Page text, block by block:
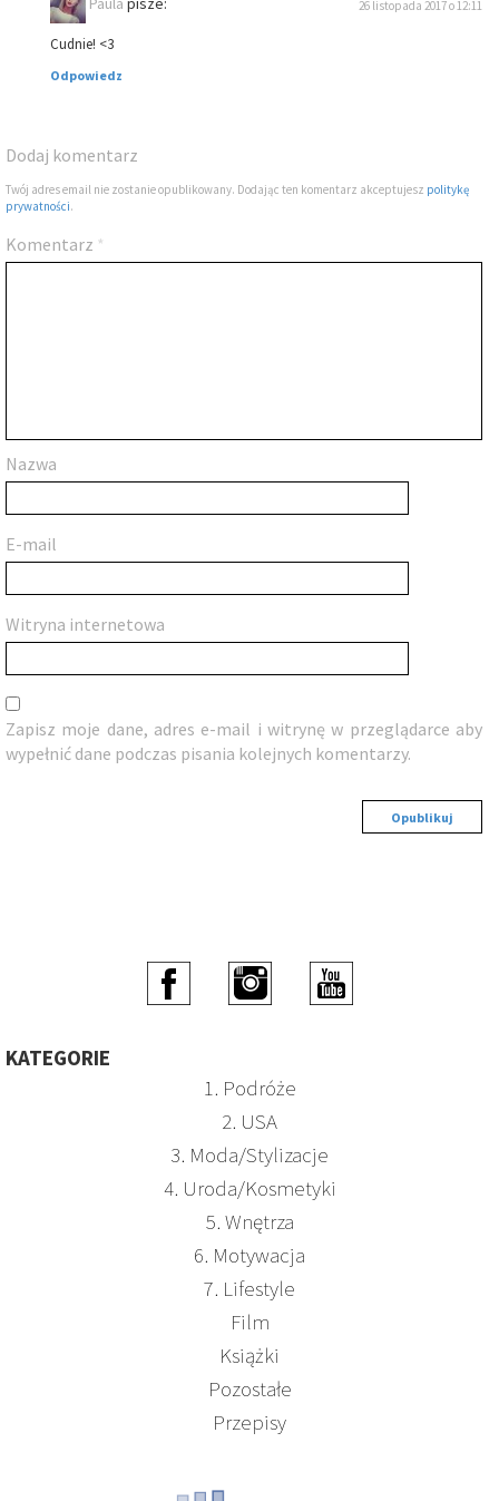
Paula pisze: 26 listopada 2017 o 12:11
Cudnie! <3
Odpowiedz
Dodaj komentarz
Twój adres email nie zostanie opublikowany. Dodając ten komentarz akceptujesz politykę
prywatności.
Komentarz *
Nazwa
E-mail
Witryna internetowa
Zapisz moje dane, adres e-mail i witrynę w przeglądarce aby
wypełnić dane podczas pisania kolejnych komentarzy.
KATEGORIE
1. Podróże
2. USA
3. Moda/Stylizacje
4. Uroda/Kosmetyki
5. Wnętrza
6. Motywacja
7. Lifestyle
Film
Książki
Pozostałe
Przepisy